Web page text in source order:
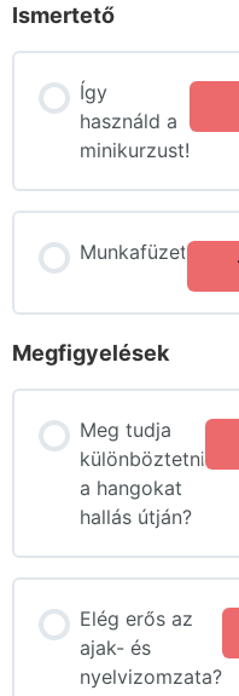
Ismertető
Így
használd a
minikurzust!
Munkafüzet
Megfigyelések
Meg tudja
különböztetni
a hangokat
hallás útján?
Elég erős az
ajak- és
nyelvizomzata?